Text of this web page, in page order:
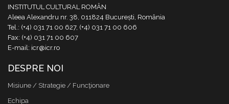
INSTITUTUL CULTURAL ROMÂN
Aleea Alexandru nr. 38, 011824 București, România
Tel.: (+4) 031 71 00 627, (+4) 031 71 00 606
Fax: (+4) 031 71 00 607
E-mail: icr@icr.ro
DESPRE NOI
Misiune / Strategie / Funcţionare
Echipa